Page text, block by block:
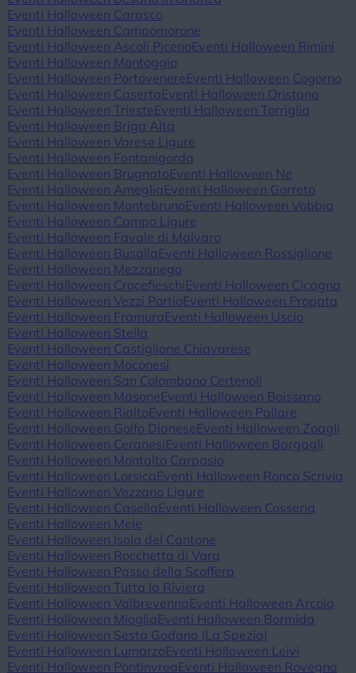
Eventi Halloween Carasco
Eventi Halloween Campomorone
Eventi Halloween Ascoli PicenoEventi Halloween Rimini
Eventi Halloween Montoggio
Eventi Halloween PortovenereEventi Halloween Cogorno
Eventi Halloween Caserta Eventi Halloween Oristano
Eventi Halloween TriesteEventi Halloween Torriglia
Eventi Halloween Briga Alta
Eventi Halloween Varese Ligure
Eventi Halloween Fontanigorda
Eventi Halloween BrugnatoEventi Halloween Ne
Eventi Halloween Ameglia Eventi Halloween Gorreto
Eventi Halloween MontebrunoEventi Halloween Vobbia
Eventi Halloween Campo Ligure
Eventi Halloween Favale di Malvaro
Eventi Halloween Busalla Eventi Halloween Rossiglione
Eventi Halloween Mezzanego
Eventi Halloween CrocefieschiEventi Halloween Cicagna
Eventi Halloween Vezzi PortioEventi Halloween Propata
Eventi Halloween Framura Eventi Halloween Uscio
Eventi Halloween Stella
Eventi Halloween Castiglione Chiavarese
Eventi Halloween Moconesi
Eventi Halloween San Colombano Certenoli
Eventi Halloween MasoneEventi Halloween Boissano
Eventi Halloween RialtoEventi Halloween Pallare
Eventi Halloween Golfo DianeseEventi Halloween Zoagli
Eventi Halloween CeranesiEventi Halloween Bargagli
Eventi Halloween Montalto Carpasio
Eventi Halloween Lorsica Eventi Halloween Ronco Scrivia
Eventi Halloween Vezzano Ligure
Eventi Halloween Casella Eventi Halloween Cosseria
Eventi Halloween Mele
Eventi Halloween Isola del Cantone
Eventi Halloween Rocchetta di Vara
Eventi Halloween Passo della Scoffera
Eventi Halloween Tutta la Riviera
Eventi Halloween Valbrevenna Eventi Halloween Arcola
Eventi Halloween Mioglia Eventi Halloween Bormida
Eventi Halloween Sesta Godano (La Spezia)
Eventi Halloween LumarzoEventi Halloween Leivi
Eventi Halloween Pontinvrea Eventi Halloween Rovegno